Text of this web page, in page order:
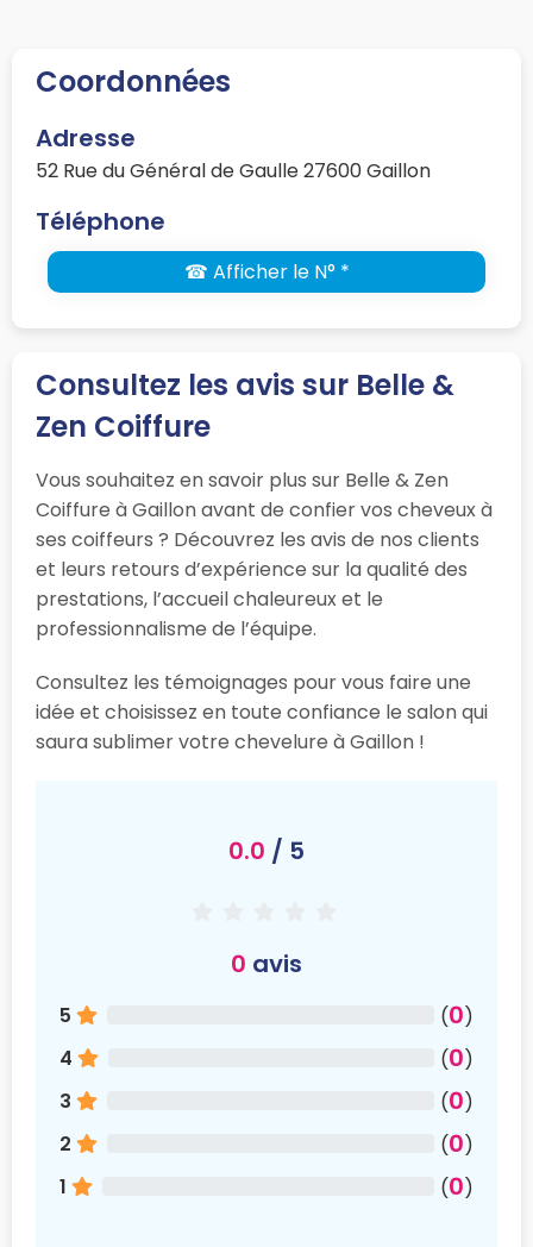
Coordonnées
Adresse
52 Rue du Général de Gaulle 27600 Gaillon
Téléphone
☎ Afficher le N° *
Consultez les avis sur Belle &
Zen Coiffure
Vous souhaitez en savoir plus sur Belle & Zen
Coiffure à Gaillon avant de confier vos cheveux à
ses coiffeurs ? Découvrez les avis de nos clients
et leurs retours d’expérience sur la qualité des
prestations, l’accueil chaleureux et le
professionnalisme de l’équipe.
Consultez les témoignages pour vous faire une
idée et choisissez en toute confiance le salon qui
saura sublimer votre chevelure à Gaillon !
0.0 / 5
0 avis
5 (0)
4
(0)
3
(0)
2
(0)
1
(0)